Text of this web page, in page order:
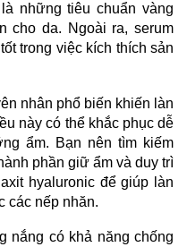
những tiêu chuẩn vàng
cho da. Ngoài ra, serum
trong việc kích thích sản
nhân phổ biến khiến làn
này có thể khắc phục dễ
ẩm. Bạn nên tìm kiếm
phần giữ ẩm và duy trì
hyaluronic để giúp làn
các nếp nhăn.
nắng có khả năng chống